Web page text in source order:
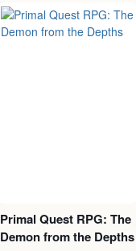
Primal Quest RPG: The
Demon from the Depths